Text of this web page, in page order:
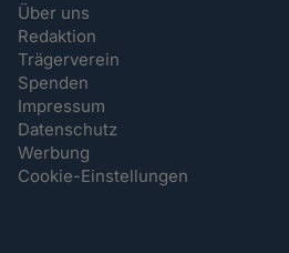
Über uns
Redaktion
Trägerverein
Spenden
Impressum
Datenschutz
Werbung
Cookie-Einstellungen